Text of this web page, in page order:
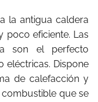
la antigua caldera
poco eficiente. Las
son el perfecto
eléctricas. Dispone
de calefacción y
combustible que se